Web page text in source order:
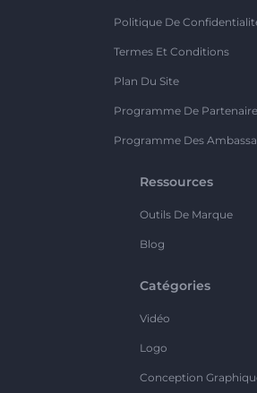
Politique De
Termes Et Conditions
Plan Du Site
Programme De
Programme Des
Ressources
Outils De Marque
Blog
Catégories
Vidéo
Logo
Conception